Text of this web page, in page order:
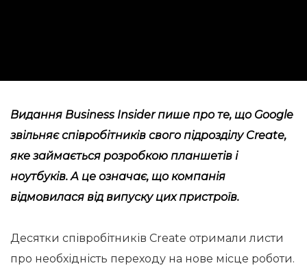
Видання Business Insiderпише про те, що Google
звільняє співробітників свого підрозділу Create,
яке займається розробкою планшетів і
ноутбуків. А це означає, що компанія
відмовилася від випуску цих пристроїв.
Десятки співробітників Create отримали листи
про необхідність переходу на нове місце роботи.